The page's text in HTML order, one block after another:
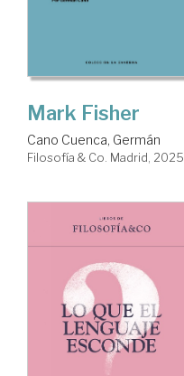
Mark Fisher
Cano Cuenca, Germán
Filosofía & Co. Madrid, 2025